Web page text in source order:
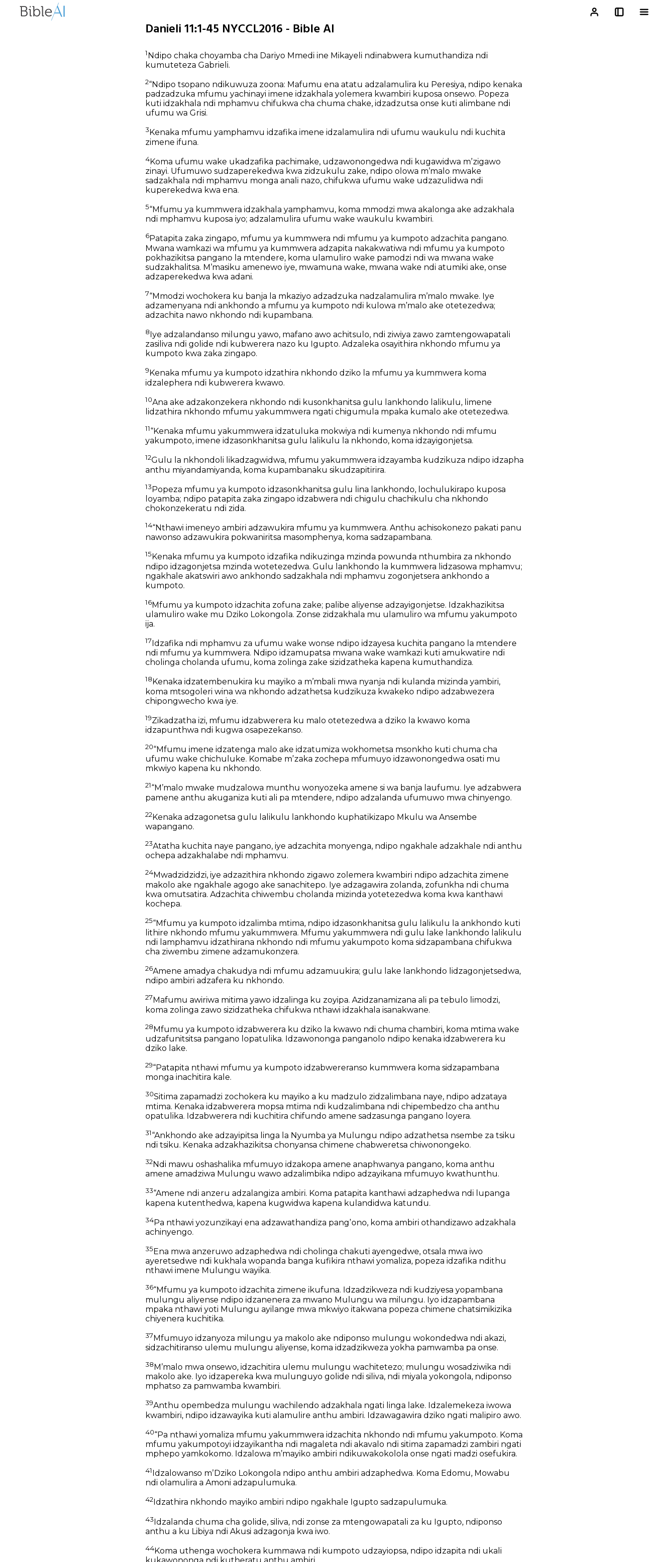
Danieli 11:1-45 NYCCL2016 - Bible AI
1Ndipo chaka choyamba cha Dariyo Mmedi ine Mikayeli ndinabwera kumuthandiza ndi
kumuteteza Gabrieli.
2“Ndipo tsopano ndikuwuza zoona: Mafumu ena atatu adzalamulira ku Peresiya, ndipo kenaka
padzadzuka mfumu yachinayi imene idzakhala yolemera kwambiri kuposa onsewo. Popeza
kuti idzakhala ndi mphamvu chifukwa cha chuma chake, idzadzutsa onse kuti alimbane ndi
ufumu wa Grisi.
3 Kenaka mfumu yamphamvu idzafika imene idzalamulira ndi ufumu waukulu ndi kuchita
zimene ifuna.
4Koma ufumu wake ukadzafika pachimake, udzawonongedwa ndi kugawidwa mʼzigawo
zinayi. Ufumuwo sudzaperekedwa kwa zidzukulu zake, ndipo olowa mʼmalo mwake
sadzakhala ndi mphamvu monga anali nazo, chifukwa ufumu wake udzazulidwa ndi
kuperekedwa kwa ena.
5“Mfumu ya kummwera idzakhala yamphamvu, koma mmodzi mwa akalonga ake adzakhala
ndi mphamvu kuposa iyo; adzalamulira ufumu wake waukulu kwambiri.
6Patapita zaka zingapo, mfumu ya kummwera ndi mfumu ya kumpoto adzachita pangano.
Mwana wamkazi wa mfumu ya kummwera adzapita nakakwatiwa ndi mfumu ya kumpoto
pokhazikitsa pangano la mtendere, koma ulamuliro wake pamodzi ndi wa mwana wake
sudzakhalitsa. Mʼmasiku amenewo iye, mwamuna wake, mwana wake ndi atumiki ake, onse
adzaperekedwa kwa adani.
7“Mmodzi wochokera ku banja la mkaziyo adzadzuka nadzalamulira mʼmalo mwake. Iye
adzamenyana ndi ankhondo a mfumu ya kumpoto ndi kulowa mʼmalo ake otetezedwa;
adzachita nawo nkhondo ndi kupambana.
8 Iye adzalandanso milungu yawo, mafano awo achitsulo, ndi ziwiya zawo zamtengowapatali
zasiliva ndi golide ndi kubwerera nazo ku Igupto. Adzaleka osayithira nkhondo mfumu ya
kumpoto kwa zaka zingapo.
9 Kenaka mfumu ya kumpoto idzathira nkhondo dziko la mfumu ya kummwera koma
idzalephera ndi kubwerera kwawo.
10Ana ake adzakonzekera nkhondo ndi kusonkhanitsa gulu lankhondo lalikulu, limene
lidzathira nkhondo mfumu yakummwera ngati chigumula mpaka kumalo ake otetezedwa.
11“Kenaka mfumu yakummwera idzatuluka mokwiya ndi kumenya nkhondo ndi mfumu
yakumpoto, imene idzasonkhanitsa gulu lalikulu la nkhondo, koma idzayigonjetsa.
12Gulu la nkhondoli likadzagwidwa, mfumu yakummwera idzayamba kudzikuza ndipo idzapha
anthu miyandamiyanda, koma kupambanaku sikudzapitirira.
13Popeza mfumu ya kumpoto idzasonkhanitsa gulu lina lankhondo, lochulukirapo kuposa
loyamba; ndipo patapita zaka zingapo idzabwera ndi chigulu chachikulu cha nkhondo
chokonzekeratu ndi zida.
14“Nthawi imeneyo ambiri adzawukira mfumu ya kummwera. Anthu achisokonezo pakati panu
nawonso adzawukira pokwaniritsa masomphenya, koma sadzapambana.
15 Kenaka mfumu ya kumpoto idzafika ndikuzinga mzinda powunda nthumbira za nkhondo
ndipo idzagonjetsa mzinda wotetezedwa. Gulu lankhondo la kummwera lidzasowa mphamvu;
ngakhale akatswiri awo ankhondo sadzakhala ndi mphamvu zogonjetsera ankhondo a
kumpoto.
16Mfumu ya kumpoto idzachita zofuna zake; palibe aliyense adzayigonjetse. Idzakhazikitsa
ulamuliro wake mu Dziko Lokongola. Zonse zidzakhala mu ulamuliro wa mfumu yakumpoto
ija.
17 Idzafika ndi mphamvu za ufumu wake wonse ndipo idzayesa kuchita pangano la mtendere
ndi mfumu ya kummwera. Ndipo idzamupatsa mwana wake wamkazi kuti amukwatire ndi
cholinga cholanda ufumu, koma zolinga zake sizidzatheka kapena kumuthandiza.
18 Kenaka idzatembenukira ku mayiko a mʼmbali mwa nyanja ndi kulanda mizinda yambiri,
koma mtsogoleri wina wa nkhondo adzathetsa kudzikuza kwakeko ndipo adzabwezera
chipongwecho kwa iye.
19Zikadzatha izi, mfumu idzabwerera ku malo otetezedwa a dziko la kwawo koma
idzapunthwa ndi kugwa osapezekanso.
20“Mfumu imene idzatenga malo ake idzatumiza wokhometsa msonkho kuti chuma cha
ufumu wake chichuluke. Komabe mʼzaka zochepa mfumuyo idzawonongedwa osati mu
mkwiyo kapena ku nkhondo.
21“Mʼmalo mwake mudzalowa munthu wonyozeka amene si wa banja laufumu. Iye adzabwera
pamene anthu akuganiza kuti ali pa mtendere, ndipo adzalanda ufumuwo mwa chinyengo.
22Kenaka adzagonetsa gulu lalikulu lankhondo kuphatikizapo Mkulu wa Ansembe
wapangano.
23Atatha kuchita naye pangano, iye adzachita monyenga, ndipo ngakhale adzakhale ndi anthu
ochepa adzakhalabe ndi mphamvu.
24Mwadzidzidzi, iye adzazithira nkhondo zigawo zolemera kwambiri ndipo adzachita zimene
makolo ake ngakhale agogo ake sanachitepo. Iye adzagawira zolanda, zofunkha ndi chuma
kwa omutsatira. Adzachita chiwembu cholanda mizinda yotetezedwa koma kwa kanthawi
kochepa.
25“Mfumu ya kumpoto idzalimba mtima, ndipo idzasonkhanitsa gulu lalikulu la ankhondo kuti
lithire nkhondo mfumu yakummwera. Mfumu yakummwera ndi gulu lake lankhondo lalikulu
ndi lamphamvu idzathirana nkhondo ndi mfumu yakumpoto koma sidzapambana chifukwa
cha ziwembu zimene adzamukonzera.
26Amene amadya chakudya ndi mfumu adzamuukira; gulu lake lankhondo lidzagonjetsedwa,
ndipo ambiri adzafera ku nkhondo.
27 Mafumu awiriwa mitima yawo idzalinga ku zoyipa. Azidzanamizana ali pa tebulo limodzi,
koma zolinga zawo sizidzatheka chifukwa nthawi idzakhala isanakwane.
28Mfumu ya kumpoto idzabwerera ku dziko la kwawo ndi chuma chambiri, koma mtima wake
udzafunitsitsa pangano lopatulika. Idzawononga panganolo ndipo kenaka idzabwerera ku
dziko lake.
29“Patapita nthawi mfumu ya kumpoto idzabwereranso kummwera koma sidzapambana
monga inachitira kale.
30Sitima zapamadzi zochokera ku mayiko a ku madzulo zidzalimbana naye, ndipo adzataya
mtima. Kenaka idzabwerera mopsa mtima ndi kudzalimbana ndi chipembedzo cha anthu
opatulika. Idzabwerera ndi kuchitira chifundo amene sadzasunga pangano loyera.
31“Ankhondo ake adzayipitsa linga la Nyumba ya Mulungu ndipo adzathetsa nsembe za tsiku
ndi tsiku. Kenaka adzakhazikitsa chonyansa chimene chabweretsa chiwonongeko.
32 Ndi mawu oshashalika mfumuyo idzakopa amene anaphwanya pangano, koma anthu
amene amadziwa Mulungu wawo adzalimbika ndipo adzayikana mfumuyo kwathunthu.
33“Amene ndi anzeru adzalangiza ambiri. Koma patapita kanthawi adzaphedwa ndi lupanga
kapena kutenthedwa, kapena kugwidwa kapena kulandidwa katundu.
34Pa nthawi yozunzikayi ena adzawathandiza pangʼono, koma ambiri othandizawo adzakhala
achinyengo.
35 Ena mwa anzeruwo adzaphedwa ndi cholinga chakuti ayengedwe, otsala mwa iwo
ayeretsedwe ndi kukhala wopanda banga kufikira nthawi yomaliza, popeza idzafika ndithu
nthawi imene Mulungu wayika.
36“Mfumu ya kumpoto idzachita zimene ikufuna. Idzadzikweza ndi kudziyesa yopambana
mulungu aliyense ndipo idzanenera za mwano Mulungu wa milungu. Iyo idzapambana
mpaka nthawi yoti Mulungu ayilange mwa mkwiyo itakwana popeza chimene chatsimikizika
chiyenera kuchitika.
37Mfumuyo idzanyoza milungu ya makolo ake ndiponso mulungu wokondedwa ndi akazi,
sidzachitiranso ulemu mulungu aliyense, koma idzadzikweza yokha pamwamba pa onse.
38 Mʼmalo mwa onsewo, idzachitira ulemu mulungu wachitetezo; mulungu wosadziwika ndi
makolo ake. Iyo idzapereka kwa mulunguyo golide ndi siliva, ndi miyala yokongola, ndiponso
mphatso za pamwamba kwambiri.
39Anthu opembedza mulungu wachilendo adzakhala ngati linga lake. Idzalemekeza iwowa
kwambiri, ndipo idzawayika kuti alamulire anthu ambiri. Idzawagawira dziko ngati malipiro awo.
40“Pa nthawi yomaliza mfumu yakummwera idzachita nkhondo ndi mfumu yakumpoto. Koma
mfumu yakumpotoyi idzayikantha ndi magaleta ndi akavalo ndi sitima zapamadzi zambiri ngati
mphepo yamkokomo. Idzalowa mʼmayiko ambiri ndikuwakokolola onse ngati madzi osefukira.
41 Idzalowanso mʼDziko Lokongola ndipo anthu ambiri adzaphedwa. Koma Edomu, Mowabu
ndi olamulira a Amoni adzapulumuka.
42 Idzathira nkhondo mayiko ambiri ndipo ngakhale Igupto sadzapulumuka.
43Idzalanda chuma cha golide, siliva, ndi zonse za mtengowapatali za ku Igupto, ndiponso
anthu a ku Libiya ndi Akusi adzagonja kwa iwo.
44Koma uthenga wochokera kummawa ndi kumpoto udzayiopsa, ndipo idzapita ndi ukali